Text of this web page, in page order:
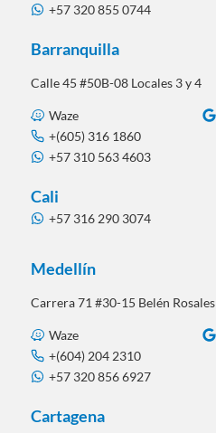
+57 320 855 0744
Barranquilla
Calle 45 #50B-08 Locales 3 y 4
Waze
+(605) 316 1860
+57 310 563 4603
Cali
+57 316 290 3074
Medellín
Carrera 71 #30-15 Belén Rosales
Waze
+(604) 204 2310
+57 320 856 6927
Cartagena